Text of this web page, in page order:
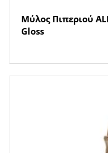
Μύλος Πιπεριού
Gloss